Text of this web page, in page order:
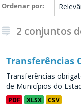
Ordenar por
2 conjuntos
Transferências
Transferências
de Municípios do
PDF XLSX CSV